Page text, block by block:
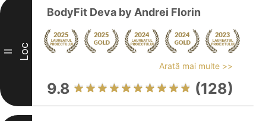
II Loc
BodyFit Deva by Andrei Florin
Arată mai multe >>
9.8 (128)